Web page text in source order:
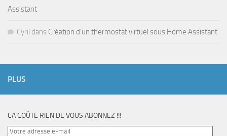
Assistant
Cyril dans Création d’un thermostat virtuel sous Home Assistant
PLUS
CA COÛTE RIEN DE VOUS ABONNEZ !!!
Votre